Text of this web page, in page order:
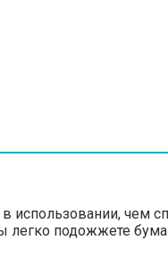
использовании, чем
подожжете